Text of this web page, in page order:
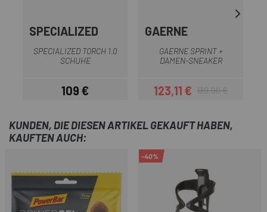
SPECIALIZED
SPECIALIZED TORCH 1.0
SCHUHE
Preis
109 €
GAERNE
GAERNE SPRINT +
DAMEN-SNEAKER
Preis
123,11 €Regulärer Preis
139,90 €
KUNDEN, DIE DIESEN ARTIKEL GEKAUFT HABEN,
KAUFTEN AUCH:
-40%